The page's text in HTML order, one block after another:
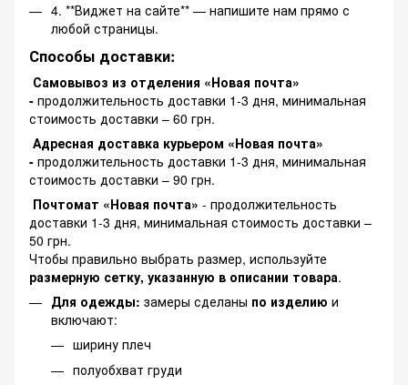
4. **Виджет на сайте** — напишите нам прямо с
любой страницы.
Способы доставки:
Самовывоз из отделения «Новая почта»
- продолжительность доставки 1-3 дня, минимальная
стоимость доставки – 60 грн.
Адресная доставка курьером «Новая почта»
- продолжительность доставки 1-3 дня, минимальная
стоимость доставки – 90 грн.
Почтомат «Новая почта» - продолжительность
доставки 1-3 дня, минимальная стоимость доставки –
50 грн.
Чтобы правильно выбрать размер, используйте
размерную сетку, указанную в описании товара.
Для одежды: замеры сделаны по изделию и
включают:
ширину плеч
полуобхват груди